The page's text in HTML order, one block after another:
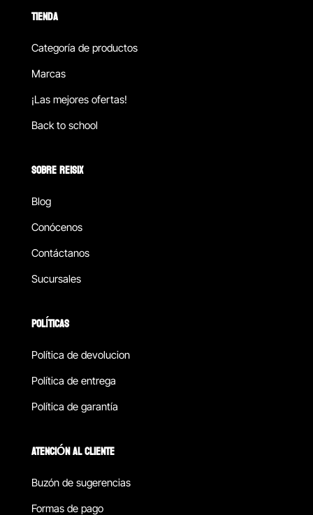
TIENDA
Categoría de productos
Marcas
¡Las mejores ofertas!
Back to school
SOBRE REISIX
Blog
Conócenos
Contáctanos
Sucursales
POLÍTICAS
Política de devolucion
Política de entrega
Política de garantía
ATENCIÓN AL CLIENTE
Buzón de sugerencias
Formas de pago